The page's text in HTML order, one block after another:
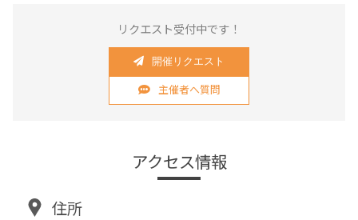
リクエスト受付中です！
開催リクエスト
主催者へ質問
アクセス情報
住所